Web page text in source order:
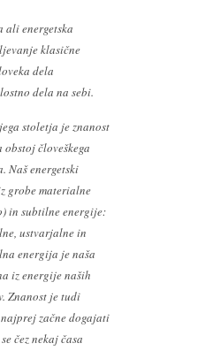
ali energetska
klasične
dela
dela na sebi.
stoletja je znanost
človeškega
Naš energetski
grobe materialne
in subtilne energije:
ustvarjalne in
energija je naša
iz energije naših
Znanost je tudi
začne dogajati
čez nekaj časa